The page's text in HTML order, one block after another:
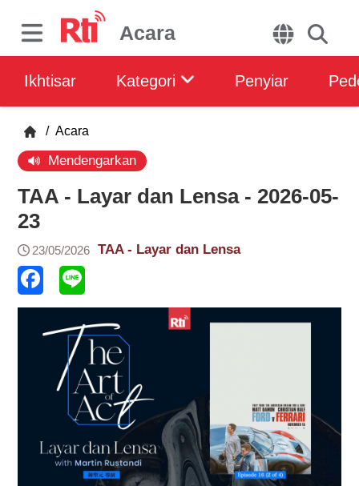
Acara
Ikhtisar Kategori Penyiar
/ Acara
Mendengarkan
TAA - Layar dan Lensa - 2026-05-
23
23/05/2026 TAA - Layar dan Lensa